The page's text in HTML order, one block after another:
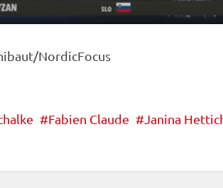
NordicFocus
Fabien Claude Janina